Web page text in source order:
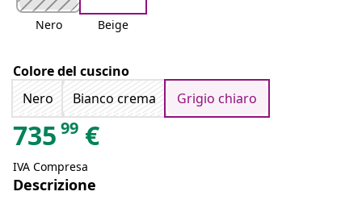
Nero Beige
Colore del cuscino
Nero
Bianco crema Grigio chiaro
735 99 €
IVA Compresa
Descrizione